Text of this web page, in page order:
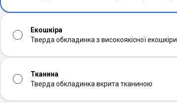
Екошкіра
Тверда обкладинка з високоякісної екошкіри
Тканина
Тверда обкладинка вкрита тканиною